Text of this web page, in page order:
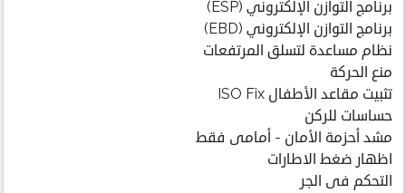
برنامج التوازن الإلكتروني (ESP)
برنامج التوازن الإلكتروني (EBD)
نظام مساعدة لتسلق المرتفعات
منع الحركة
تثبيت مقاعد الأطفال ISO Fix
حساسات للركن
مشد أحزمة الأمان - أمامى فقط
اظهار ضغط الاطارات
التحكم فى الجر